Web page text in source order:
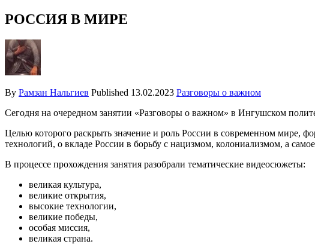
РОССИЯ В МИРЕ
By Рамзан Нальгиев Published 13.02.2023 Разговоры о важном
Сегодня на очередном занятии «Разговоры о важном» в Ингушском
Целью которого раскрыть значение и роль России в современном мире,
технологий, о вкладе России в борьбу с нацизмом, колониализмом, а
В процессе прохождения занятия разобрали тематические видеосюжеты:
великая культура,
великие открытия,
высокие технологии,
великие победы,
особая миссия,
великая страна.